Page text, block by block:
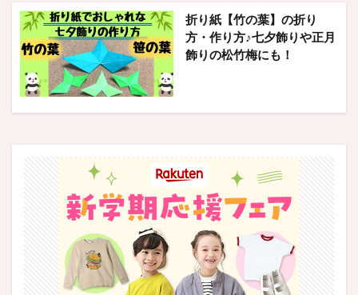
折り紙【竹の葉】の折り
方・作り方♪七夕飾りや正月
飾りの松竹梅にも！